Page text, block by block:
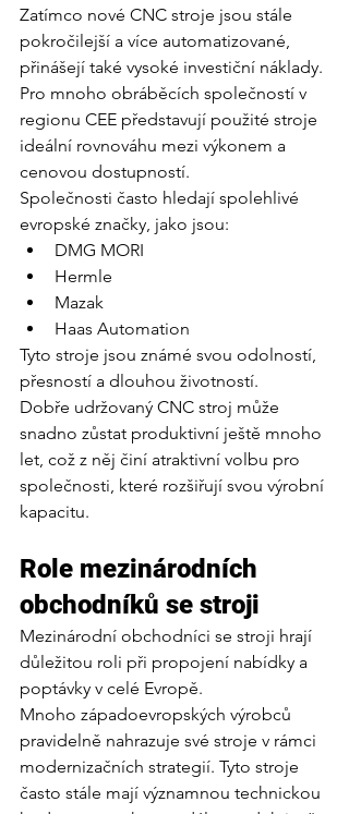
Zatímco nové CNC stroje jsou stále
pokročilejší a více automatizované,
přinášejí také vysoké investiční náklady.
Pro mnoho obráběcích společností v
regionu CEE představují použité stroje
ideální rovnováhu mezi výkonem a
cenovou dostupností.
Společnosti často hledají spolehlivé
evropské značky, jako jsou:
DMG MORI
Hermle
Mazak
Haas Automation
Tyto stroje jsou známé svou odolností,
přesností a dlouhou životností.
Dobře udržovaný CNC stroj může
snadno zůstat produktivní ještě mnoho
let, což z něj činí atraktivní volbu pro
společnosti, které rozšiřují svou výrobní
kapacitu.
Role mezinárodních
obchodníků se stroji
Mezinárodní obchodníci se stroji hrají
důležitou roli při propojení nabídky a
poptávky v celé Evropě.
Mnoho západoevropských výrobců
pravidelně nahrazuje své stroje v rámci
modernizačních strategií. Tyto stroje
často stále mají významnou technickou